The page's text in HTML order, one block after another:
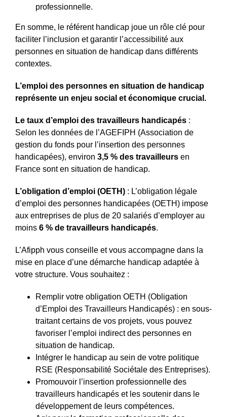
professionnelle.
En somme, le référent handicap joue un rôle clé pour
faciliter l’inclusion et garantir l’accessibilité aux
personnes en situation de handicap dans différents
contextes.
L’emploi des personnes en situation de handicap
représente un enjeu social et économique crucial.
Le taux d’emploi des travailleurs handicapés:
Selon les données de l’AGEFIPH (Association de
gestion du fonds pour l’insertion des personnes
handicapées), environ 3,5 % des travailleursen
France sont en situation de handicap.
L’obligation d’emploi (OETH): L’obligation légale
d’emploi des personnes handicapées (OETH) impose
aux entreprises de plus de 20 salariés d’employer au
moins 6 % de travailleurs handicapés.
L’Afipph vous conseille et vous accompagne dans la
mise en place d’une démarche handicap adaptée à
votre structure. Vous souhaitez :
Remplir votre obligation OETH (Obligation
d’Emploi des Travailleurs Handicapés) : en sous-
traitant certains de vos projets, vous pouvez
favoriser l’emploi indirect des personnes en
situation de handicap.
Intégrer le handicap au sein de votre politique
RSE (Responsabilité Sociétale des Entreprises).
Promouvoir l’insertion professionnelle des
travailleurs handicapés et les soutenir dans le
développement de leurs compétences.